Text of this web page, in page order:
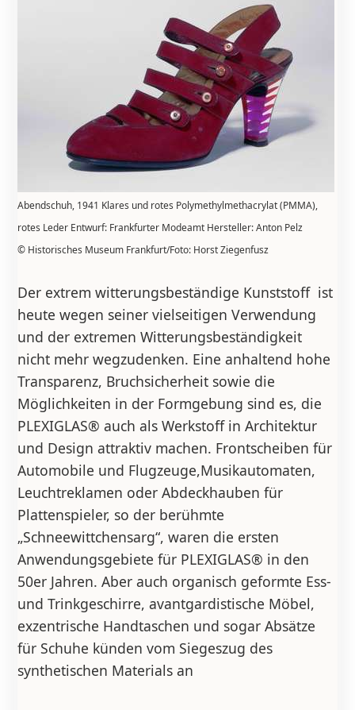
Abendschuh, 1941 Klares und rotes Polymethylmethacrylat (PMMA),
rotes Leder Entwurf: Frankfurter Modeamt Hersteller: Anton Pelz
© Historisches Museum Frankfurt/Foto: Horst Ziegenfusz
Der extrem witterungsbeständige Kunststoff ist
heute wegen seiner vielseitigen Verwendung
und der extremen Witterungsbeständigkeit
nicht mehr wegzudenken. Eine anhaltend hohe
Transparenz, Bruchsicherheit sowie die
Möglichkeiten in der Formgebung sind es, die
PLEXIGLAS® auch als Werkstoff in Architektur
und Design attraktiv machen. Frontscheiben für
Automobile und Flugzeuge,Musikautomaten,
Leuchtreklamen oder Abdeckhauben für
Plattenspieler, so der berühmte
„Schneewittchensarg“, waren die ersten
Anwendungsgebiete für PLEXIGLAS® in den
50er Jahren. Aber auch organisch geformte Ess-
und Trinkgeschirre, avantgardistische Möbel,
exzentrische Handtaschen und sogar Absätze
für Schuhe künden vom Siegeszug des
synthetischen Materials an